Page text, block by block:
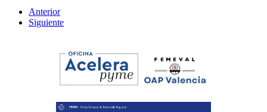
Anterior
Siguiente